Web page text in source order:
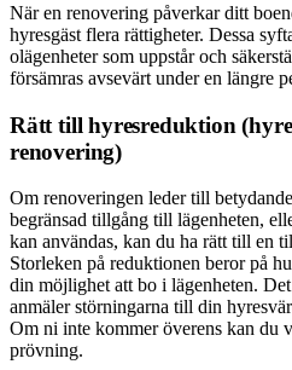
När en renovering påverkar ditt
hyresgäst flera rättigheter. Dessa
olägenheter som uppstår och
försämras avsevärt under en längre
Rätt till hyresreduktion
renovering)
Om renoveringen leder till
begränsad tillgång till lägenheten,
kan användas, kan du ha rätt till en
Storleken på reduktionen beror på
din möjlighet att bo i lägenheten.
anmäler störningarna till din
Om ni inte kommer överens kan du
prövning.